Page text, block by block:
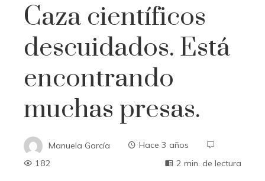
Caza científicos
descuidados. Está
encontrando
muchas presas.
Manuela García
Hace 3 años
182
2 min. de lectura